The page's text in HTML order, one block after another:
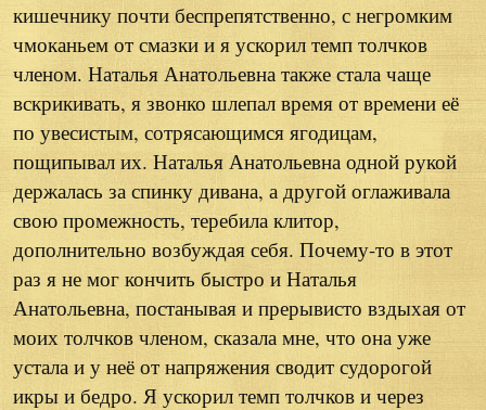
кишечнику почти беспрепятственно, с негромким
чмоканьем от смазки и я ускорил темп толчков
членом. Наталья Анатольевна также стала чаще
вскрикивать, я звонко шлепал время от времени её
по увесистым, сотрясающимся ягодицам,
пощипывал их. Наталья Анатольевна одной рукой
держалась за спинку дивана, а другой оглаживала
свою промежность, теребила клитор,
дополнительно возбуждая себя. Почему-то в этот
раз я не мог кончить быстро и Наталья
Анатольевна, постанывая и прерывисто вздыхая от
моих толчков членом, сказала мне, что она уже
устала и у неё от напряжения сводит судорогой
икры и бедро. Я ускорил темп толчков и через